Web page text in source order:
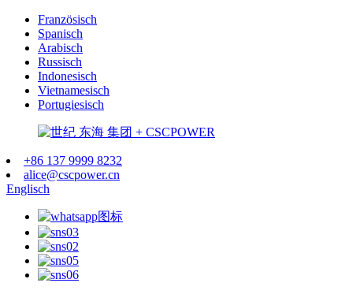
Französisch
Spanisch
Arabisch
Russisch
Indonesisch
Vietnamesisch
Portugiesisch
+86 137 9999 8232
alice@cscpower.cn
Englisch